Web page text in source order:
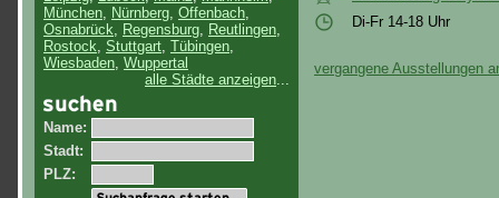
München, Nürnberg, Offenbach,
Osnabrück, Regensburg, Reutlingen,
Rostock, Stuttgart, Tübingen,
Wiesbaden, Wuppertal
alle Städte anzeigen...
Name:
Stadt:
PLZ:
Di-Fr 14-18 Uhr
vergangene Ausstellungen